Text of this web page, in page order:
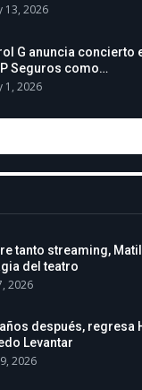
13, 2026
G anuncia concierto
Seguros como…
1, 2026
tanto streaming,
del teatro
2026
después, regresa
Levantar
2026